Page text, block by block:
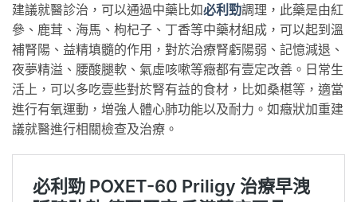
建議就醫診治，可以通過中藥比如必利勁調理，此藥是由紅
參、鹿茸、海馬、枸杞子、丁香等中藥材組成，可以起到溫
補腎陽、益精填髓的作用，對於治療腎虧陽弱、記憶減退、
夜夢精溢、腰酸腿軟、氣虛咳嗽等癥都有壹定改善。日常生
活上，可以多吃壹些對於腎有益的食材，比如桑椹等，適當
進行有氧運動，增強人體心肺功能以及耐力。如癥狀加重建
議就醫進行相關檢查及治療。